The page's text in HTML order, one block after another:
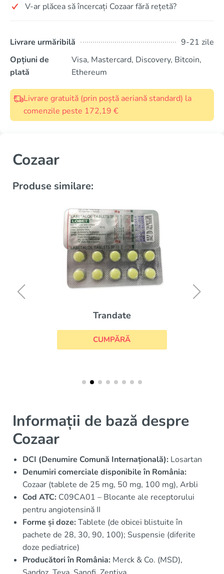
V-ar plăcea să încercați Cozaar fără rețetă?
Livrare urmăribilă
9-21 zile
Opțiuni de
plată
Visa, Mastercard, Discovery, Bitcoin,
Ethereum
Livrare gratuită (prin poștă aeriană standard) la
comenzile peste 172,19 €
Cozaar
Produse similare:
Trandate
CUMPĂRĂ
Informații de bază despre
Cozaar
DCI (Denumire Comună Internațională): Losartan
Denumiri comerciale disponibile în România:
Cozaar (tablete de 25 mg, 50 mg, 100 mg), Arbli
Cod ATC: C09CA01 – Blocante ale receptorului
pentru angiotensină II
Forme și doze:Tablete (de obicei blistuite în
pachete de 28, 30, 90, 100); Suspensie (diferite
doze pediatrice)
Producători în România: Merck & Co. (MSD),